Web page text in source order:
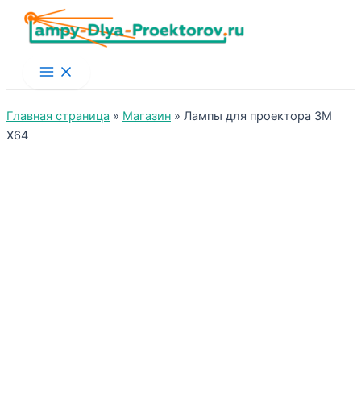
Main
Menu
Главная страница » Магазин » Лампы для проектора 3M
X64